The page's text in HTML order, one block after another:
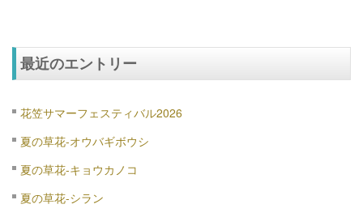
最近のエントリー
花笠サマーフェスティバル2026
夏の草花-オウバギボウシ
夏の草花-キョウカノコ
夏の草花-シラン